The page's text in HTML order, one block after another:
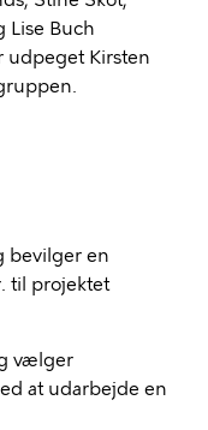
Lise Buch
udpeget Kirsten
bevilger en
til projektet
vælger
at udarbejde en